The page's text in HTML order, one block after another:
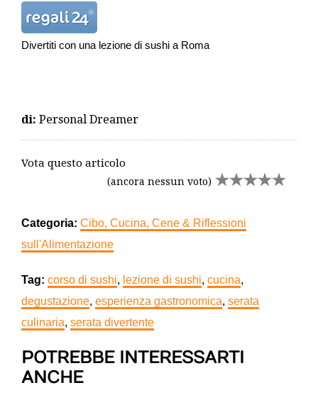
Divertiti con una lezione di sushi a Roma
di: Personal Dreamer
Vota questo articolo
(ancora nessun voto)
Categoria: Cibo, Cucina, Cene & Riflessioni
sull'Alimentazione
Tag: corso di sushi, lezione di sushi, cucina,
degustazione, esperienza gastronomica, serata
culinaria, serata divertente
POTREBBE INTERESSARTI
ANCHE